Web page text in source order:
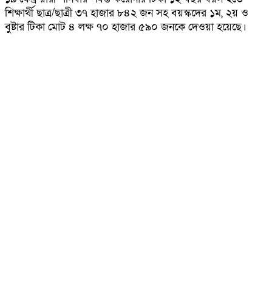
শিক্ষার্থী ছাত্র/ছাত্রী ৩৭ হাজার ৮৪২ জন সহ বয়স্কদের ১ম, ২য় ও
বুষ্টার টিকা মোট ৪ লক্ষ ৭০ হাজার ৫৯০ জনকে দেওয়া হয়েছে।